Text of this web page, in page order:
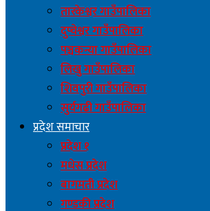
तारकेश्वर गाउँपालिका
दुप्चेश्वर गाउँपालिका
पञ्चकन्या गाउँपालिका
लिखु गाउँपालिका
शिवपुरी गाउँपालिका
सुर्यगढी गाउँपालिका
प्रदेश समाचार
प्रदेश १
मधेस प्रदेश
बागमती प्रदेश
गण्डकी प्रदेश